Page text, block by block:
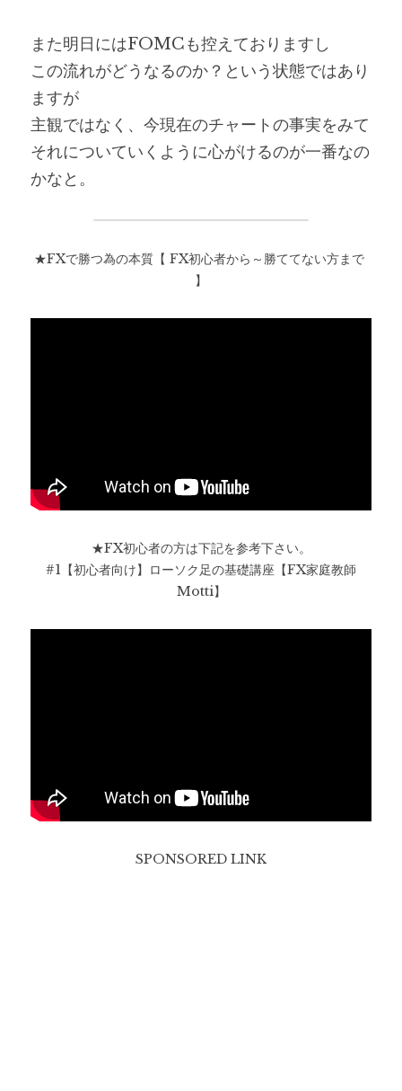
また明日にはFOMCも控えておりますし
この流れがどうなるのか？という状態ではあり
ますが
主観ではなく、今現在のチャートの事実をみて
それについていくように心がけるのが一番なの
かなと。
★FXで勝つ為の本質【 FX初心者から～勝ててない方まで
】
★FX初心者の方は下記を参考下さい。
#1【初心者向け】ローソク足の基礎講座【FX家庭教師
Motti】
SPONSORED LINK